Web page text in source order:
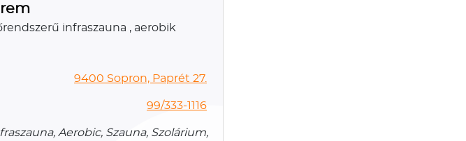
infraszauna , aerobik
9400 Sopron, Paprét 27.
99/333-1116
Aerobic, Szauna, Szolárium,